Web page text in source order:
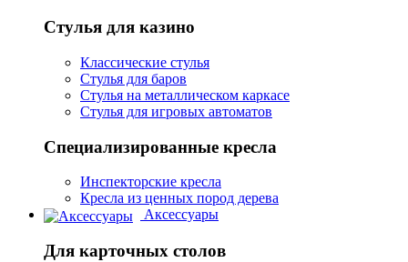
Стулья для казино
Классические стулья
Стулья для баров
Стулья на металлическом каркасе
Стулья для игровых автоматов
Специализированные кресла
Инспекторские кресла
Кресла из ценных пород дерева
Аксессуары
Для карточных столов